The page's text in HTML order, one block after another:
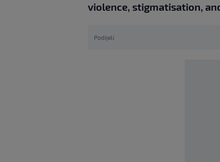
violence, stigmatisation,
Podijeli